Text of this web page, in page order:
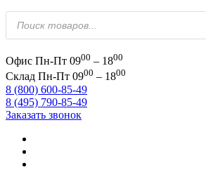
Поиск
товаров
Офис Пн-Пт 0900 – 1800
Склад Пн-Пт 0900 – 1800
8 (800) 600-85-49
8 (495) 790-85-49
Заказать звонок